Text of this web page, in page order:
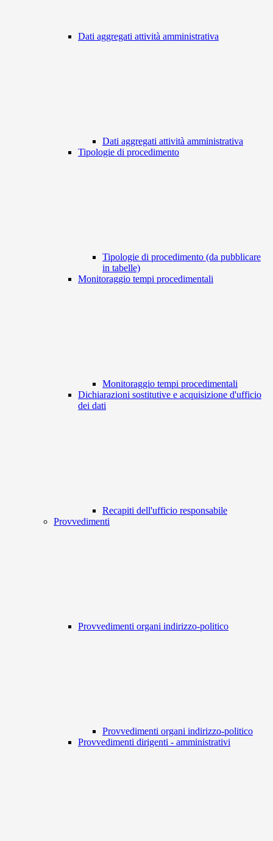
Dati aggregati attività amministrativa
Dati aggregati attività amministrativa
Tipologie di procedimento
Tipologie di procedimento (da pubblicare
in tabelle)
Monitoraggio tempi procedimentali
Monitoraggio tempi procedimentali
Dichiarazioni sostitutive e acquisizione d'ufficio
dei dati
Recapiti dell'ufficio responsabile
Provvedimenti
Provvedimenti organi indirizzo-politico
Provvedimenti organi indirizzo-politico
Provvedimenti dirigenti - amministrativi